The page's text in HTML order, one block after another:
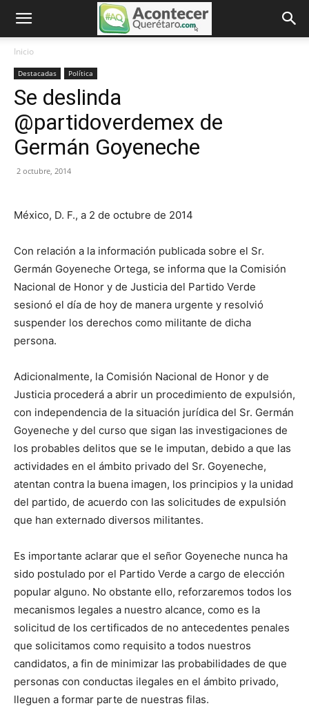
Inicio
Destacadas Política
Se deslinda
@partidoverdemex de
Germán Goyeneche
2 octubre, 2014
México, D. F., a 2 de octubre de 2014
Con relación a la información publicada sobre el Sr.
Germán Goyeneche Ortega, se informa que la Comisión
Nacional de Honor y de Justicia del Partido Verde
sesionó el día de hoy de manera urgente y resolvió
suspender los derechos como militante de dicha
persona.
Adicionalmente, la Comisión Nacional de Honor y de
Justicia procederá a abrir un procedimiento de expulsión,
con independencia de la situación jurídica del Sr. Germán
Goyeneche y del curso que sigan las investigaciones de
los probables delitos que se le imputan, debido a que las
actividades en el ámbito privado del Sr. Goyeneche,
atentan contra la buena imagen, los principios y la unidad
del partido, de acuerdo con las solicitudes de expulsión
que han externado diversos militantes.
Es importante aclarar que el señor Goyeneche nunca ha
sido postulado por el Partido Verde a cargo de elección
popular alguno. No obstante ello, reforzaremos todos los
mecanismos legales a nuestro alcance, como es la
solicitud de los certificados de no antecedentes penales
que solicitamos como requisito a todos nuestros
candidatos, a fin de minimizar las probabilidades de que
personas con conductas ilegales en el ámbito privado,
lleguen a formar parte de nuestras filas.